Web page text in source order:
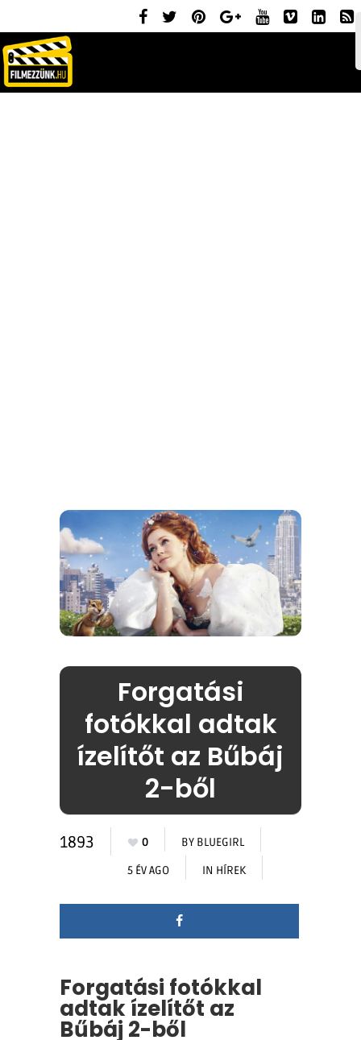
Forgatási
fotókkal adtak
ízelítőt az Bűbáj
2-ből
1893 0 BY BLUEGIRL
5 ÉV AGO IN HÍREK
Forgatási fotókkal
adtak ízelítőt az
Bűbáj 2-ből